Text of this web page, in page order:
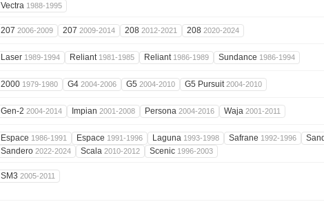
Vectra 1988-1995
207 2006-2009 207 2009-2014 208 2012-2021 208 2020-2024
Laser 1989-1994 Reliant 1981-1985 Reliant 1986-1989 Sundance 1986-1994
2000 1979-1980 G4 2004-2006 G5 2004-2010 G5 Pursuit2004-2010
Gen-2 2004-2014 Impian 2001-2008 Persona 2004-2016 Waja 2001-2011
Espace 1986-1991 Espace 1991-1996 Laguna 1993-1998 Safrane 1992-1996
Sandero 2022-2024 Scala 2010-2012 Scenic 1996-2003
SM3 2005-2011